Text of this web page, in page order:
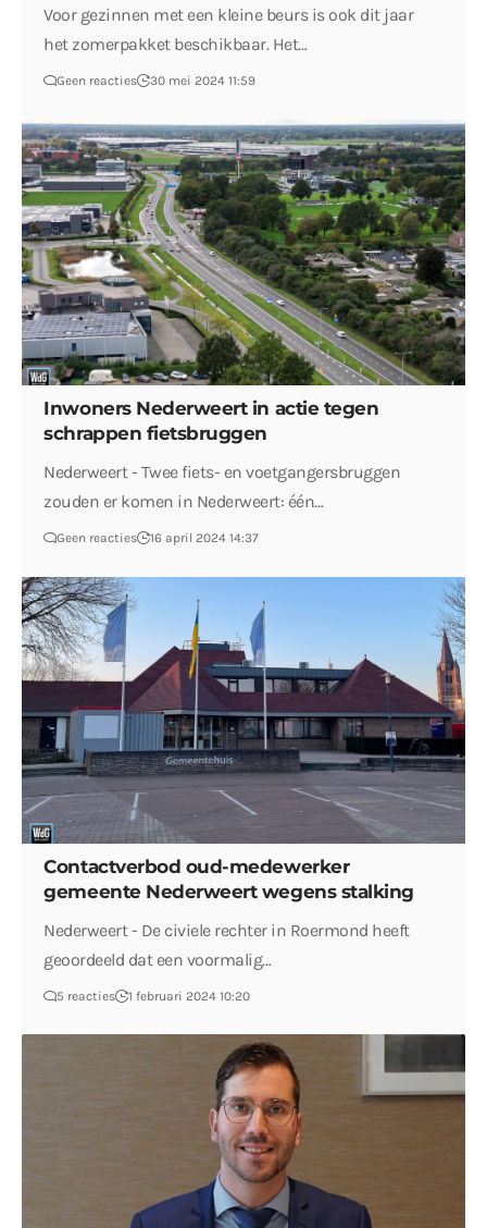
Voor gezinnen met een kleine beurs is ook dit jaar
het zomerpakket beschikbaar. Het…
Geen reacties 30 mei 2024 11:59
Inwoners Nederweert in actie tegen
schrappen fietsbruggen
Nederweert - Twee fiets- en voetgangersbruggen
zouden er komen in Nederweert: één…
Geen reacties 16 april 2024 14:37
Contactverbod oud-medewerker
gemeente Nederweert wegens stalking
Nederweert - De civiele rechter in Roermond heeft
geoordeeld dat een voormalig…
5 reacties 1 februari 2024 10:20